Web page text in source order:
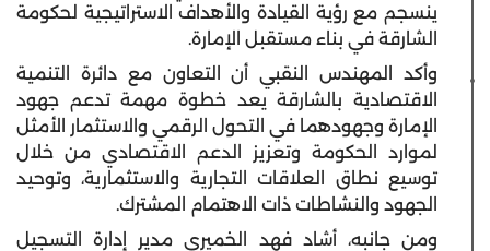
ينسجم مع رؤية القيادة والأهداف الاستراتيجية لحكومة
الشارقة في بناء مستقبل الإمارة.
وأكد المهندس النقبي أن التعاون مع دائرة التنمية
الاقتصادية بالشارقة يعد خطوة مهمة تدعم جهود
الإمارة وجهودهما في التحول الرقمي والاستثمار الأمثل
لموارد الحكومة وتعزيز الدعم الاقتصادي من خلال
توسيع نطاق العلاقات التجارية والاستثمارية، وتوحيد
الجهود والنشاطات ذات الاهتمام المشترك.
ومن جانبه، أشاد فهد الخميري مدير إدارة التسجيل